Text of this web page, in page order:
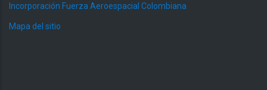
Incorporación Fuerza Aeroespacial Colombiana
Mapa del sitio